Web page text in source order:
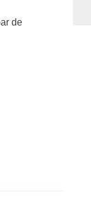
de